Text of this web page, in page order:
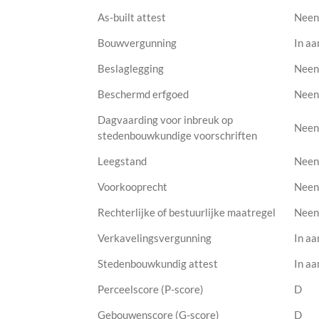
As-built attest
Neen
Bouwvergunning
In
Beslaglegging
Neen
Beschermd erfgoed
Neen
Dagvaarding voor inbreuk op
stedenbouwkundige voorschriften
Neen
Leegstand
Neen
Voorkooprecht
Neen
Rechterlijke of bestuurlijke maatregel
Neen
Verkavelingsvergunning
In
Stedenbouwkundig attest
In
Perceelscore (P-score)
D
Gebouwenscore (G-score)
D